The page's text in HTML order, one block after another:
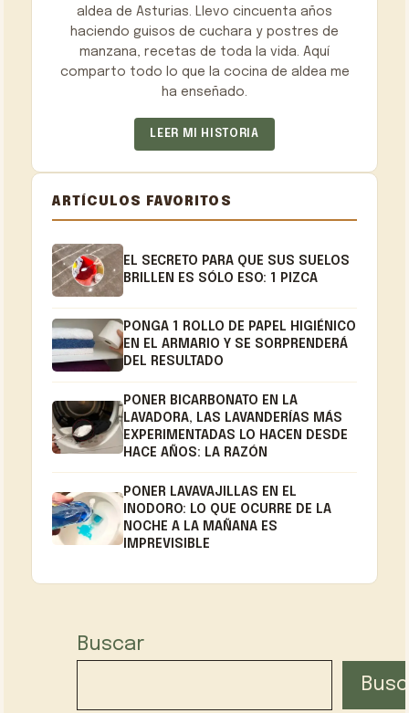
aldea de Asturias. Llevo cincuenta años
haciendo guisos de cuchara y postres de
manzana, recetas de toda la vida. Aquí
comparto todo lo que la cocina de aldea me
ha enseñado.
LEER MI HISTORIA
ARTÍCULOS FAVORITOS
EL SECRETO PARA QUE SUS SUELOS
BRILLEN ES SÓLO ESO: 1 PIZCA
PONGA 1 ROLLO DE PAPEL HIGIÉNICO
EN EL ARMARIO Y SE SORPRENDERÁ
DEL RESULTADO
PONER BICARBONATO EN LA
LAVADORA, LAS LAVANDERÍAS MÁS
EXPERIMENTADAS LO HACEN DESDE
HACE AÑOS: LA RAZÓN
PONER LAVAVAJILLAS EN EL
INODORO: LO QUE OCURRE DE LA
NOCHE A LA MAÑANA ES
IMPREVISIBLE
Buscar